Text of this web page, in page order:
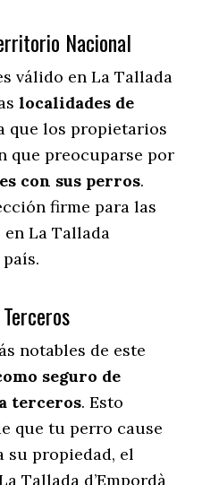
Nacional
válido en La Tallada
localidades de
que los propietarios
que preocuparse por
con sus perros.
firme para las
La Tallada
notables de este
seguro de
terceros. Esto
que tu perro cause
su propiedad, el
Tallada d’Empordà